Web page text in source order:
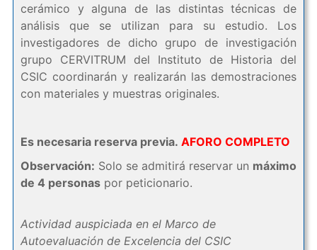
cerámico y alguna de las distintas técnicas de
análisis que se utilizan para su estudio. Los
investigadores de dicho grupo de investigación
grupo CERVITRUM del Instituto de Historia del
CSIC coordinarán y realizarán las demostraciones
con materiales y muestras originales.
Es necesaria reserva previa. AFORO COMPLETO
Observación: Solo se admitirá reservar un máximo
de 4 personaspor peticionario.
Actividad auspiciada en el Marco de
Autoevaluación de Excelencia del CSIC